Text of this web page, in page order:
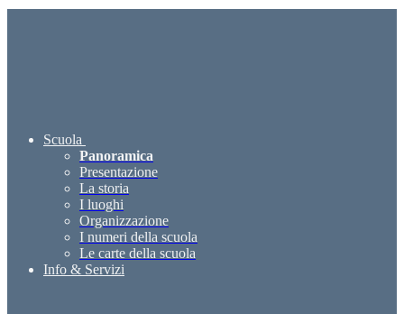
Scuola
Panoramica
Presentazione
La storia
I luoghi
Organizzazione
I numeri della scuola
Le carte della scuola
Info & Servizi